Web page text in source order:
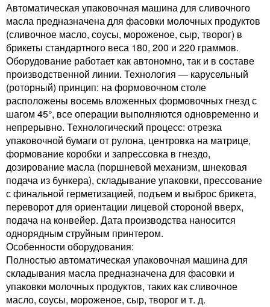
Автоматическая упаковочная машина для сливочного
масла предназначена для фасовки молочных продуктов
(сливочное масло, соусы, мороженое, сыр, творог) в
брикеты стандартного веса 180, 200 и 220 граммов.
Оборудование работает как автономно, так и в составе
производственной линии. Технология — карусельный
(роторный) принцип: на формовочном столе
расположены восемь вложенных формовочных гнезд с
шагом 45°, все операции выполняются одновременно и
непрерывно. Технологический процесс: отрезка
упаковочной бумаги от рулона, центровка на матрице,
формование коробки и запрессовка в гнездо,
дозирование масла (поршневой механизм, шнековая
подача из бункера), складывание упаковки, прессование
с финальной герметизацией, подъем и выброс брикета,
переворот для ориентации лицевой стороной вверх,
подача на конвейер. Дата производства наносится
однорядным струйным принтером.
Особенности оборудования:
Полностью автоматическая упаковочная машина для
складывания масла предназначена для фасовки и
упаковки молочных продуктов, таких как сливочное
масло, соусы, мороженое, сыр, творог и т. д.